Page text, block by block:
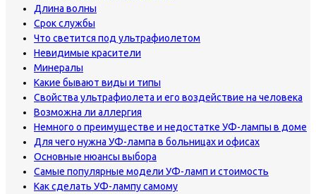
Длина волны
Срок службы
Что светится под ультрафиолетом
Невидимые красители
Минералы
Какие бывают виды и типы
Свойства ультрафиолета и его воздействие на человека
Возможна ли аллергия
Немного о преимуществе и недостатке УФ-лампы в доме
Для чего нужна УФ-лампа в больницах и офисах
Основные нюансы выбора
Самые популярные модели УФ-ламп и стоимость
Как сделать УФ-лампу самому